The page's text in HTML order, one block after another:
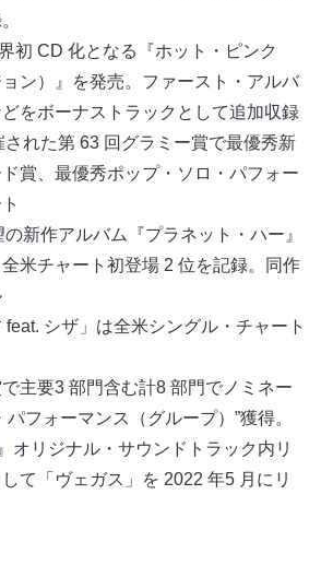
初 CD 化となる『ホット・ピンク
ョン）』を発売。ファースト・アルバ
をボーナストラックとして追加収録
れた第 63 回グラミー賞で最優秀新
賞、最優秀ポップ・ソロ・パフォー
新作アルバム『プラネット・ハー』
⽶チャート初登場 2 位を記録。同作
feat. シザ」は全⽶シングル・チャート
主要3 部⾨含む計8 部⾨でノミネー
パフォーマンス（グループ）”獲得。
オリジナル・サウンドトラック内リ
て「ヴェガス」を 2022 年5 ⽉にリ